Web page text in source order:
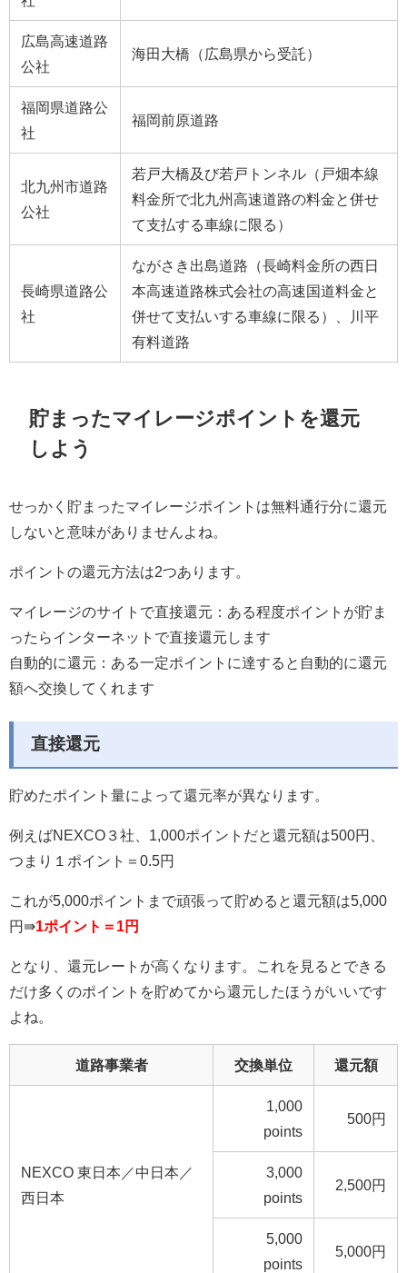
広島高速道路
公社
海田大橋（広島県から受託）
福岡県道路公
社
福岡前原道路
北九州市道路
公社
若戸大橋及び若戸トンネル（戸畑本線
料金所で北九州高速道路の料金と併せ
て支払する車線に限る）
長崎県道路公
社
ながさき出島道路（長崎料金所の西日
本高速道路株式会社の高速国道料金と
併せて支払いする車線に限る）、川平
有料道路
貯まったマイレージポイントを還元
しよう
せっかく貯まったマイレージポイントは無料通行分に還元
しないと意味がありませんよね。
ポイントの還元方法は2つあります。
マイレージのサイトで直接還元：ある程度ポイントが貯ま
ったらインターネットで直接還元します
自動的に還元： ある一定ポイントに達すると自動的に還元
額へ交換してくれます
直接還元
貯めたポイント量によって還元率が異なります。
例えばNEXCO３社、1,000ポイントだと還元額は500円、
つまり１ポイント＝0.5円
これが5,000ポイントまで頑張って貯めると還元額は5,000
円⇛1ポイント＝1円
となり、還元レートが高くなります。これを見るとできる
だけ多くのポイントを貯めてから還元したほうがいいです
よね。
道路事業者 交換単位 還元額
NEXCO 東日本／中日本／
西日本
1,000
points
500円
3,000
points
2,500円
5,000
points
5,000円